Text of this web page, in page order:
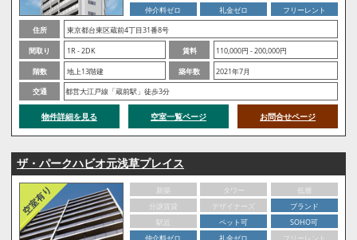
仲介料ゼロ
礼金ゼロ
フリーレント
住所
東京都台東区蔵前4丁目31番8号
間取り
1R - 2DK 賃料
110,000円 - 200,000円
階数
地上13階建 築年数
2021年7月
交通
都営大江戸線「蔵前駅」徒歩3分
物件詳細を見る 空室一覧ページ お問合せページ
ザ・パークハビオ元浅草プレイス
新築 タワー
低層
分譲賃貸
デザイナーズ
ブランド
駅近
ペット可
SOHO可
仲介料ゼロ
礼金ゼロ
フリーレント